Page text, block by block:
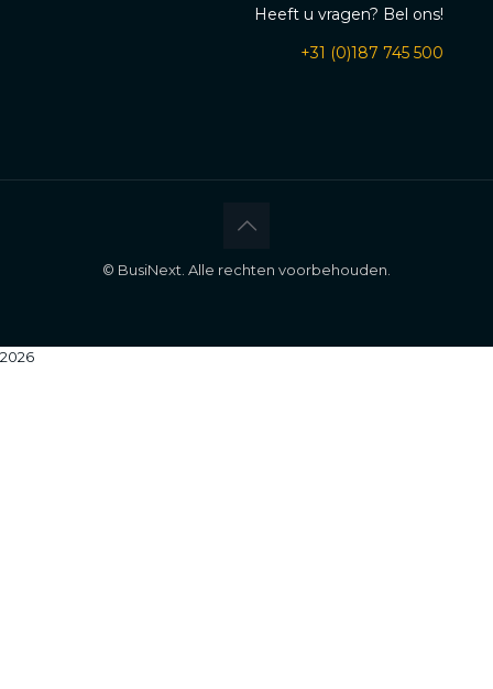
Heeft u vragen? Bel ons!
+31 (0)187 745 500
© BusiNext. Alle rechten voorbehouden.
2026